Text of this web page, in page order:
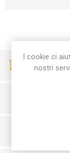
I cookie ci
nostri